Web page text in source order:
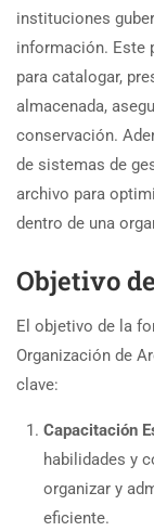
instituciones
información. Este
para catalogar,
almacenada,
conservación.
de sistemas de
archivo para
dentro de una
Objetivo
El objetivo de la
Organización de
clave:
Capacitación
habilidades y
organizar y
eficiente.